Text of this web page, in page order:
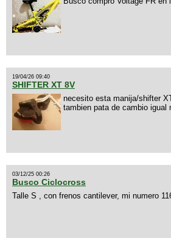
19/04/26 09:40
SHIFTER XT 8V
necesito esta manija/shifter
tambien pata de cambio igual
03/12/25 00:26
Busco Ciclocross
Talle S , con frenos cantilever, mi numero